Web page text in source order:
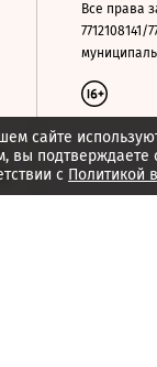
сайте
вы подтверждаете
с Политикой
Все права
7712108141/